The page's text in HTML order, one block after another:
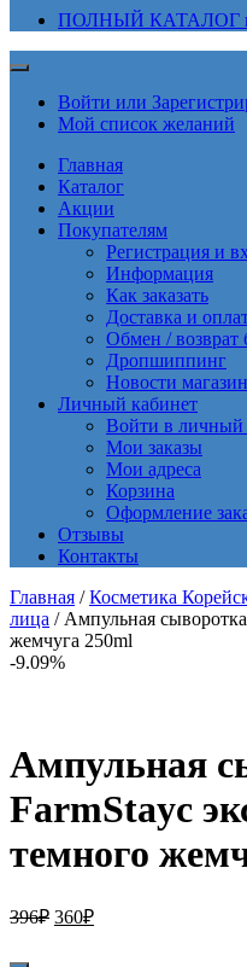
ПОЛНЫЙ КАТАЛОГ
Войти или
Мой список желаний
Главная
Каталог
Акции
Покупателям
Регистрация и
Информация
Как заказать
Доставка и
Обмен / возврат
Дропшиппинг
Новости
Личный кабинет
Войти в личный
Мои заказы
Мои адреса
Корзина
Оформление
Отзывы
Контакты
Главная /Косметика
лица / Ампульная
жемчуга 250ml
-9.09%
Ампульная
FarmStayс
темного
396₽ Первоначальная
360₽Текущая